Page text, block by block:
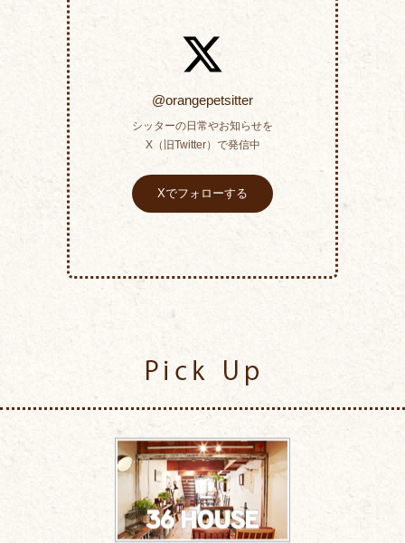
@orangepetsitter
シッターの日常やお知らせを
X（旧Twitter）で発信中
Xでフォローする